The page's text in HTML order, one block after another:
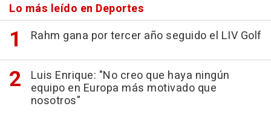
Lo más leído en Deportes
Rahm gana por tercer año seguido el LIV Golf
Luis Enrique: "No creo que haya ningún
equipo en Europa más motivado que
nosotros"